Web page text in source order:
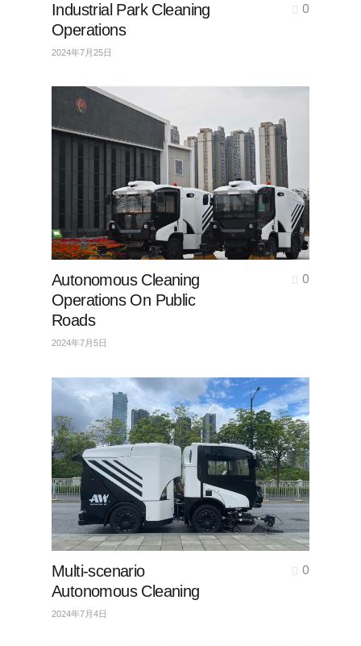
Industrial Park Cleaning
Operations
2024年7月25日
0
Autonomous Cleaning
Operations On Public
Roads
2024年7月5日
0
Multi-scenario
Autonomous Cleaning
2024年7月4日
0